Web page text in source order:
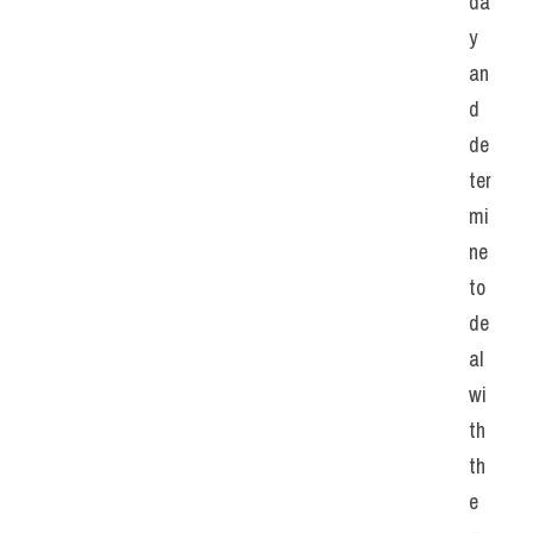
y
an
d
de
ter
mi
ne
to
de
al
wi
th
th
e